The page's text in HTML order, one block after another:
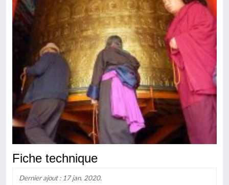
Fiche technique
Dernier ajout : 17 jan. 2020.